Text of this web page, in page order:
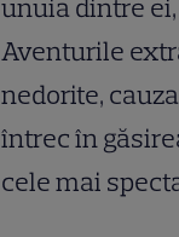
unuia dintre
Aventurile
nedorite,
întrec în
cele mai